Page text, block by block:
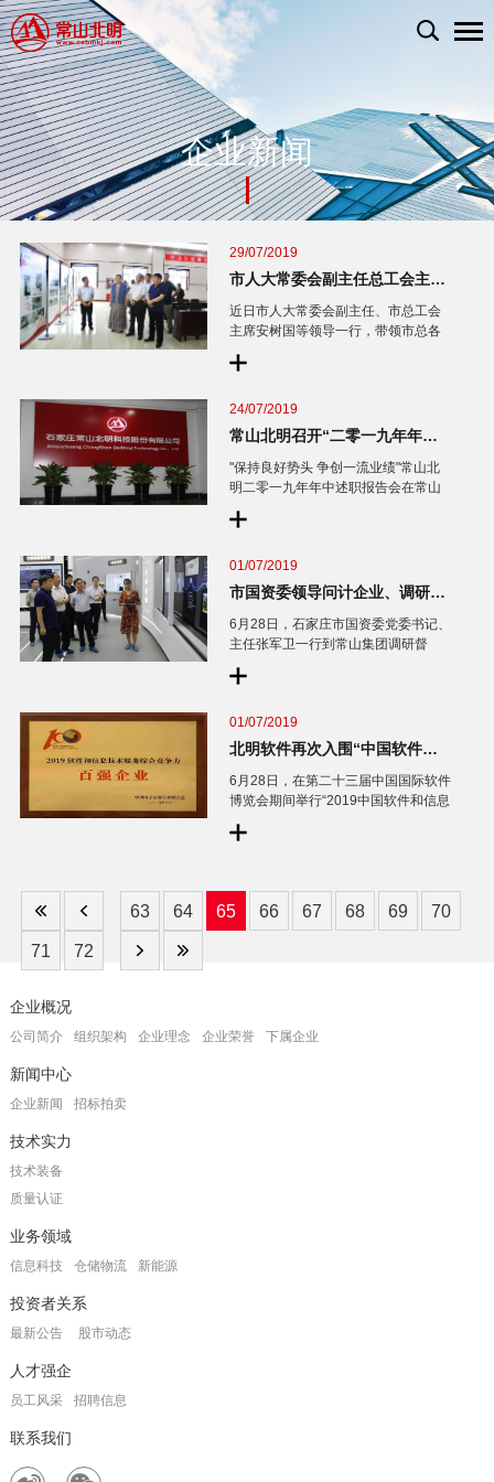
企业新闻
29/07/2019
市人大常委会副主任总工会主席安树国带队到常山北明观摩
近日市人大常委会副主任、市总工会
主席安树国等领导一行，带领市总各
产业工会及市总直属企业工会40余名
工会主席到常山北明正定园区观摩，
长肖荣智等领导接待并陪同
24/07/2019
常山北明召开“二零一九年年中述职报告会"
"保持良好势头 争创一流业绩"常山北
明二零一九年年中述职报告会在常山
北明总部召开，肖荣智董事长听取所
属企业主要负责人述职
01/07/2019
市国资委领导问计企业、调研督导“4+4”产业发展
6月28日，石家庄市国资委党委书记、
主任张军卫一行到常山集团调研督
导“4+4”产业发展，对企业项目建设进
行现场调度，问需于企，问计于企，
01/07/2019
北明软件再次入围“中国软件和信息技术服务综合竞争力百强企业”榜单
6月28日，在第二十三届中国国际软件
博览会期间举行“2019中国软件和信息
技术服务综合竞争力百强企业发布
会”，常山北明全资子公司北明软件有
63 64 65 66 67 68 69 70
71 72
企业概况
公司简介 组织架构 企业理念 企业荣誉 下属企业
新闻中心
企业新闻 招标拍卖
技术实力
技术装备
质量认证
业务领域
信息科技 仓储物流 新能源
投资者关系
最新公告 股市动态
人才强企
员工风采 招聘信息
联系我们